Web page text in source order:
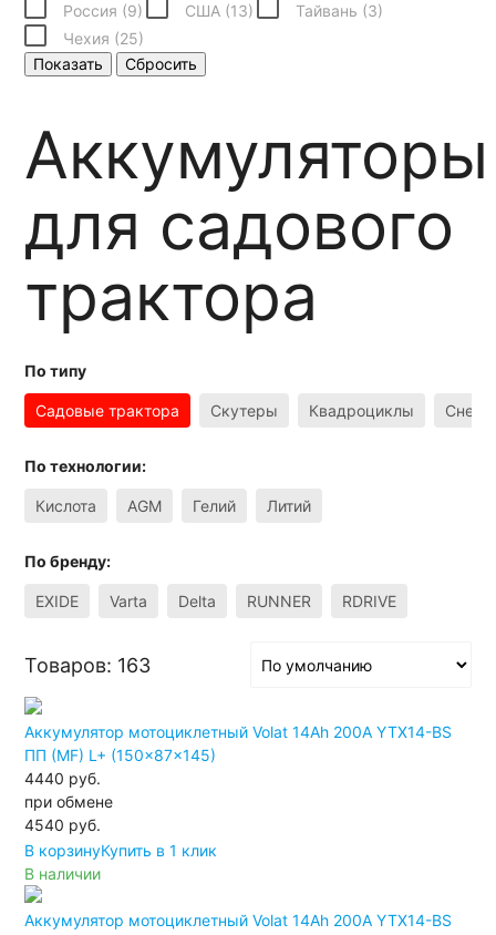
Россия (9) США (13) Тайвань (3)
Чехия (25)
Показать
Сбросить
Аккумуляторы
для садового
трактора
По типу
Садовые трактора Скутеры Квадроциклы
По технологии:
Кислота AGM Гелий Литий
По бренду:
EXIDE Varta Delta RUNNER RDRIVE
Товаров: 163
Аккумулятор мотоциклетный Volat 14Ah 200А YTX14-BS
ПП (MF) L+ (150x87x145)
4440 руб.
при обмене
4540 руб.
В корзинуКупить в 1 клик
В наличии
Аккумулятор мотоциклетный Volat 14Ah 200А YTX14-BS